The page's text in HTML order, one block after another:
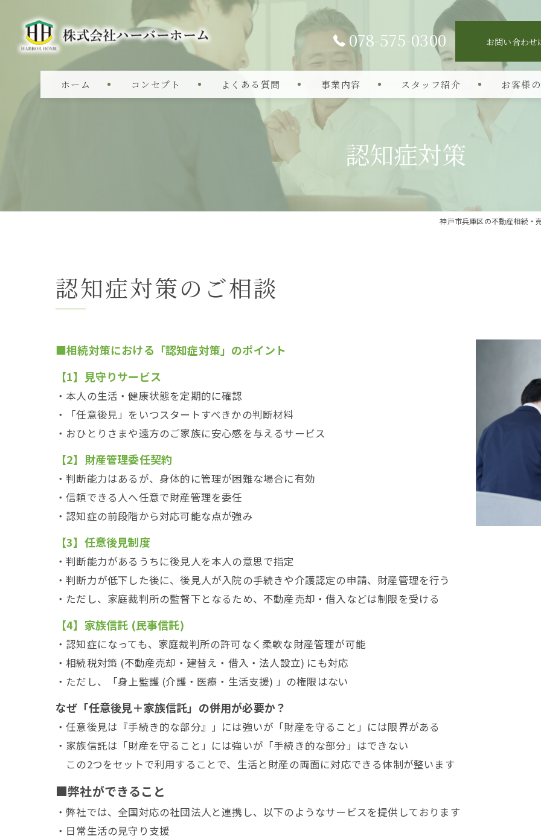
078-575-0300 お問い合わせ
ホーム コンセプト よくある質問 事業内容
生前対策
認知症対策
相続手続き
スタッフ紹介 お客様
認知症対策
神戸市兵庫区の不動産相続・
認知症対策のご相談
■相続対策における「認知症対策」のポイント
【1】見守りサービス
・本人の生活・健康状態を定期的に確認
・「任意後見」をいつスタートすべきかの判断材料
・おひとりさまや遠方のご家族に安心感を与えるサービス
【2】財産管理委任契約
・判断能力はあるが、身体的に管理が困難な場合に有効
・信頼できる人へ任意で財産管理を委任
・認知症の前段階から対応可能な点が強み
【3】任意後見制度
・判断能力があるうちに後見人を本人の意思で指定
・判断力が低下した後に、後見人が入院の手続きや介護認定の申請、財産管理を行う
・ただし、家庭裁判所の監督下となるため、不動産売却・借入などは制限を受ける
【4】家族信託 (民事信託)
・認知症になっても、家庭裁判所の許可なく柔軟な財産管理が可能
・相続税対策 (不動産売却・建替え・借入・法人設立) にも対応
・ただし、「身上監護 (介護・医療・生活支援) 」の権限はない
なぜ「任意後見＋家族信託」の併用が必要か？
・任意後見は『手続き的な部分』」には強いが「財産を守ること」には限界がある
・家族信託は「財産を守ること」には強いが「手続き的な部分」はできない
この2つをセットで利用することで、生活と財産の両面に対応できる体制が整います
■弊社ができること
・弊社では、全国対応の社団法人と連携し、以下のようなサービスを提供しております
・日常生活の見守り支援